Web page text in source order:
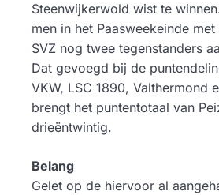
Steenwijkerwold wist te
men in het Paasweekeinde
SVZ nog twee tegenstanders
Dat gevoegd bij de
VKW, LSC 1890, Valthermond
brengt het puntentotaal van
drieëntwintig.
Belang
Gelet op de hiervoor al